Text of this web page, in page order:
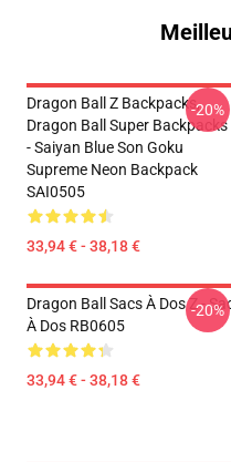
Dragon Ball Z Backpacks,
Dragon Ball Super Backpacks
- Saiyan Blue Son Goku
Supreme Neon Backpack
SAI0505
33,94 € - 38,18 €
-20%
Dragon Ball Sacs À Dos Z -
À Dos RB0605
33,94 € - 38,18 €
-20%